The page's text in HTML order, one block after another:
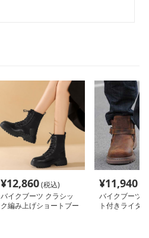
¥12,860(税込)
バイクブーツ クラシッ
ク編み上げショートブー
¥11,940
バイクブーツ
ト付きライダ